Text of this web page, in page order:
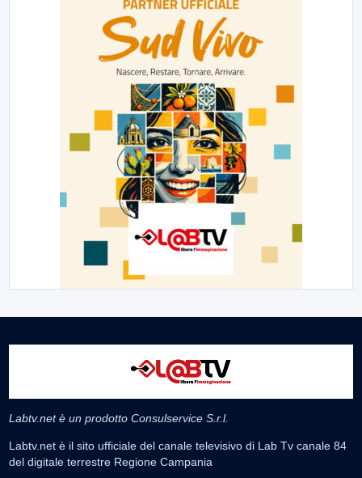
Labtv.net è un prodotto Consulservice S.r.l.
Labtv.net è il sito ufficiale del canale televisivo di Lab Tv canale 84
del digitale terrestre Regione Campania